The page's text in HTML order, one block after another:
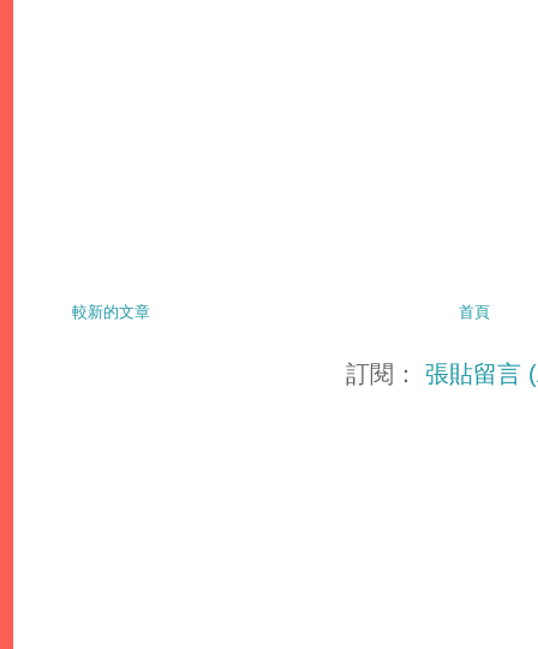
較新的文章 首頁
訂閱：張貼留言